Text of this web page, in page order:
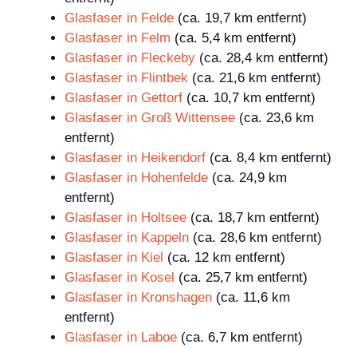
Glasfaser in Felde (ca. 19,7 km entfernt)
Glasfaser in Felm (ca. 5,4 km entfernt)
Glasfaser in Fleckeby (ca. 28,4 km entfernt)
Glasfaser in Flintbek (ca. 21,6 km entfernt)
Glasfaser in Gettorf (ca. 10,7 km entfernt)
Glasfaser in Groß Wittensee (ca. 23,6 km
entfernt)
Glasfaser in Heikendorf (ca. 8,4 km entfernt)
Glasfaser in Hohenfelde (ca. 24,9 km
entfernt)
Glasfaser in Holtsee (ca. 18,7 km entfernt)
Glasfaser in Kappeln (ca. 28,6 km entfernt)
Glasfaser in Kiel (ca. 12 km entfernt)
Glasfaser in Kosel (ca. 25,7 km entfernt)
Glasfaser in Kronshagen (ca. 11,6 km
entfernt)
Glasfaser in Laboe (ca. 6,7 km entfernt)